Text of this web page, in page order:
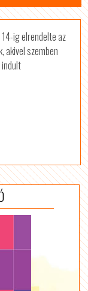
ig elrendelte az
akivel szemben